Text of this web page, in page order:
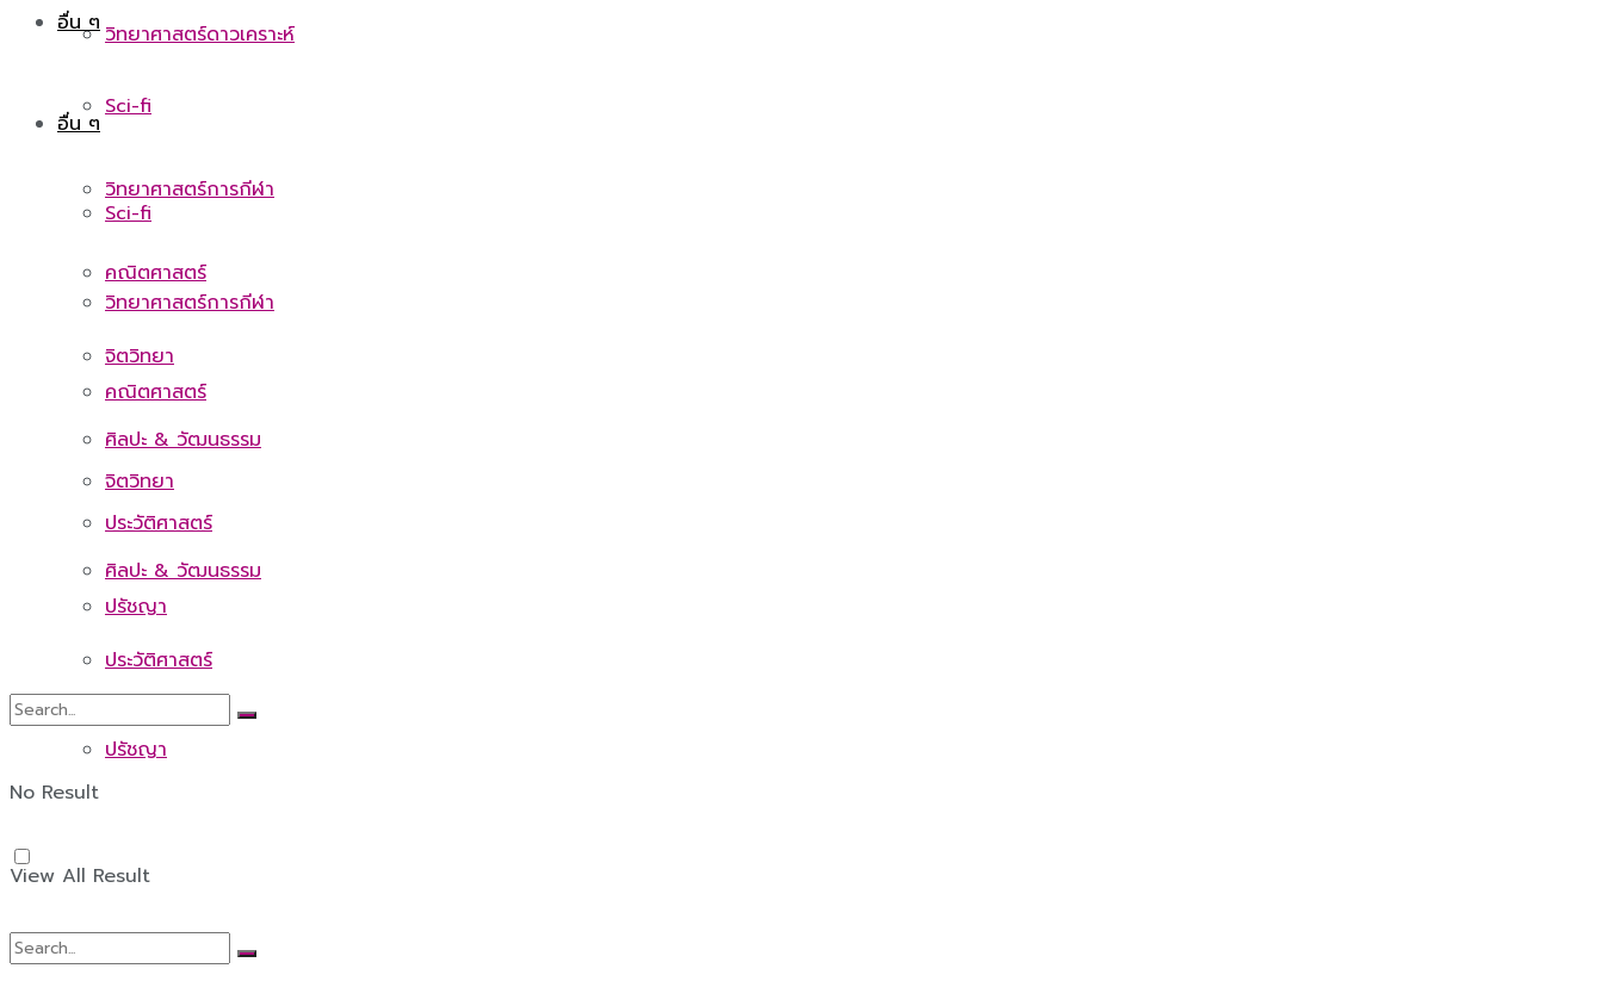
วิทยาศาสตร์ดาวเคราะห์
อื่น ๆ
Sci-fi
วิทยาศาสตร์การกีฬา
คณิตศาสตร์
จิตวิทยา
ศิลปะ & วัฒนธรรม
ประวัติศาสตร์
ปรัชญา
อื่น ๆ
Sci-fi
วิทยาศาสตร์การกีฬา
คณิตศาสตร์
จิตวิทยา
ศิลปะ & วัฒนธรรม
ประวัติศาสตร์
ปรัชญา
No Result
View All Result